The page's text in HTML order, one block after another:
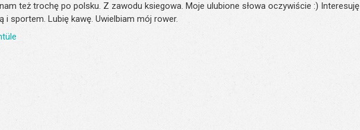
też trochę po polsku. Z zawodu ksiegowa. Moje ulubione słowa oczywiście :) Interesuję
i sportem. Lubię kawę. Uwielbiam mój rower.